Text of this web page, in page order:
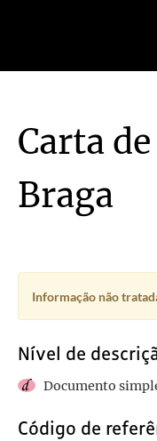
30
09-30
09-07
03-06
10-09
05-10
Carta
Braga
Informação não
Nível de
Documento
Código de